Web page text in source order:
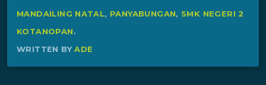
MANDAILING NATAL, PANYABUNGAN, SMK NEGERI 2
KOTANOPAN.
WRITTEN BYADE